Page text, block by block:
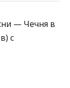
— Чечня в
с